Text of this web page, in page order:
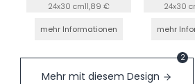
24x30 cm11,89 €
mehr Informationen
24x30
mehr
Mehr mit diesem Design
2